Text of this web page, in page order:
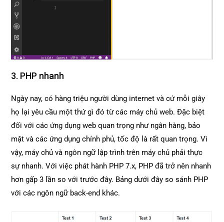
3. PHP nhanh
Ngày nay, có hàng triệu người dùng internet và cứ mỗi giây
họ lại yêu cầu một thứ gì đó từ các máy chủ web. Đặc biệt
đối với các ứng dụng web quan trọng như ngân hàng, bảo
mật và các ứng dụng chính phủ, tốc độ là rất quan trọng. Vì
vậy, máy chủ và ngôn ngữ lập trình trên máy chủ phải thực
sự nhanh. Với việc phát hành PHP 7.x, PHP đã trở nên nhanh
hơn gấp 3 lần so với trước đây. Bảng dưới đây so sánh PHP
với các ngôn ngữ back-end khác.